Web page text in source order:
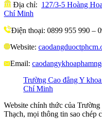
Địa chỉ: 127/3-5 Hoàng
Chí Minh
Điện thoại: 0899 955 990 –
Website:
Email:
Trường Cao đẳng Y
Chí Minh
Website chính thức của
Thạch, mọi thông tin sao chép